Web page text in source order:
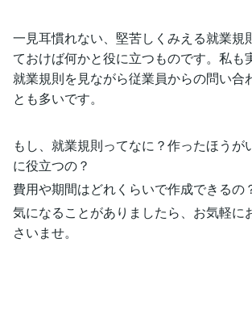
一見耳慣れない、堅苦しくみえる就業規
ておけば何かと役に立つものです。私も
就業規則を見ながら従業員からの問い合
とも多いです。
もし、就業規則ってなに？作ったほうが
に役立つの？
費用や期間はどれくらいで作成できるの
気になることがありましたら、お気軽に
さいませ。